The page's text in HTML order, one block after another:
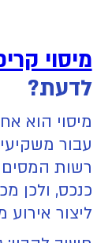
מיסוי
לדעת?
מיסוי הוא
עבור
רשות המסים
כנכס, ולכן
ליצור אירוע